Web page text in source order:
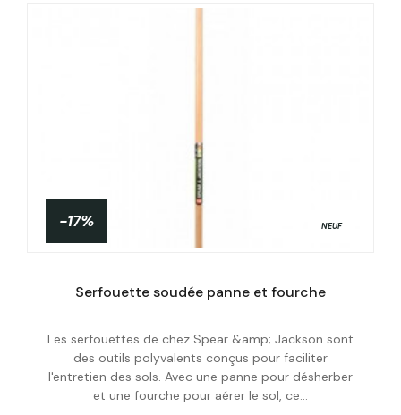
Acheter
-17% NEUF
Serfouette soudée panne et fourche
Les serfouettes de chez Spear &amp; Jackson sont
des outils polyvalents conçus pour faciliter
l'entretien des sols. Avec une panne pour désherber
et une fourche pour aérer le sol, ce...